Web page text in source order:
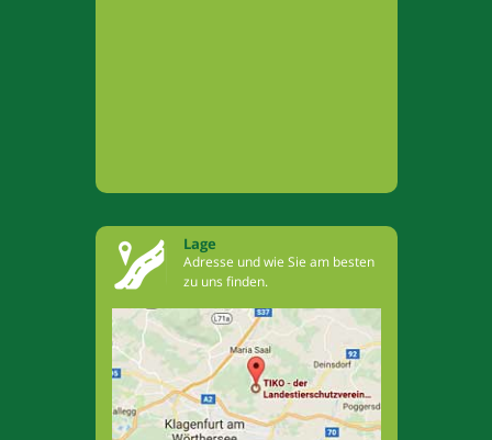
Lage
Adresse und wie Sie am besten
zu uns finden.